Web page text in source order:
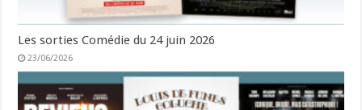
Les sorties Comédie du 24 juin 2026
23/06/2026